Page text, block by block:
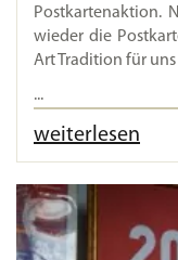
Postkartenaktion.
wieder die
Art Tradition für
...
weiterlesen